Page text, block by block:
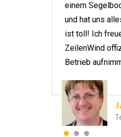
einem
und hat uns
ist toll! Ich
ZeilenWind
Betrieb